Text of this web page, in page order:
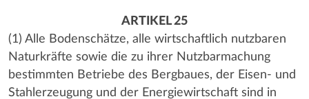
ARTIKEL 25
(1) Alle Bodenschätze, alle wirtschaftlich nutzbaren
Naturkräfte sowie die zu ihrer Nutzbarmachung
bestimmten Betriebe des Bergbaues, der Eisen- und
Stahlerzeugung und der Energiewirtschaft sind in